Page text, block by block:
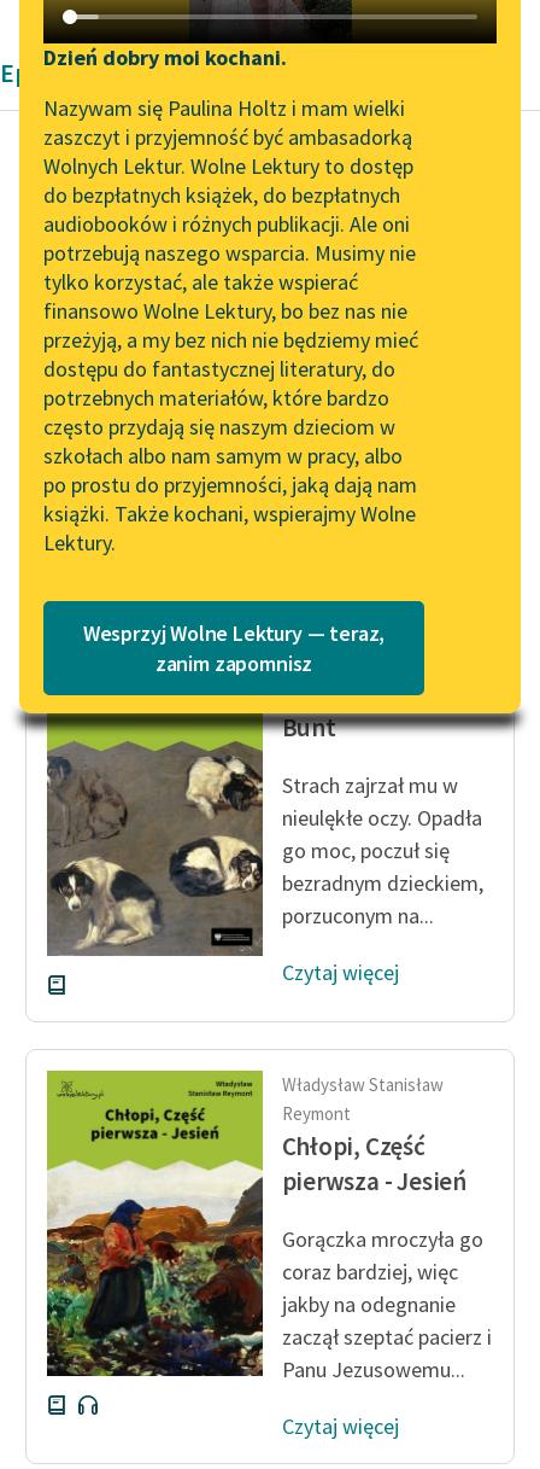
Katalog DAISY
Podkasty o książkach
Zgłoś brak utworu
Aktualności
„Prokurator Alicja Horn”
do słuchania
Byliśmy częścią AI Impact
Lab
Zapraszamy na spotkanie
online z tłumaczkami
literatury skandynawskiej
Spotkanie z Katarzyną
Tunkiel w Oslo
102. lata temu zmarł
Joseph Conrad
Lektury szkolne i klasyka
literatury do słuchania dla
uczennic i uczniów z
niepełnosprawnościami
E-kolekcja lektur
szkolnych i literatury do
słuchania dla uczennic i
uczniów z
niepełnosprawnościami
Feministyczne inspiracje.
Popularyzacja
skandynawskiej literatury
feministycznej
Ręce pełne poezji
Kolekcje edukacyjne
twórców przechodzących
do domeny publicznej,
lektur szkolnych oraz
Starego Testamentu
Odkurzamy bohaterów
Szkoła Poezji Wolnych
Narzędzia
Mapa Wolnych Lektur
Leśmianator
Przewodnik dla piszących i
czytających
API
OAI-PMH
Widget Wolnych Lektur
Przypisy
Katalog w formacie PDF
Dzień dobry moi kochani.
Nazywam się Paulina Holtz i mam wielki
zaszczyt i przyjemność być ambasadorką
Wolnych Lektur. Wolne Lektury to dostęp
do bezpłatnych książek, do bezpłatnych
audiobooków i różnych publikacji. Ale oni
potrzebują naszego wsparcia. Musimy nie
tylko korzystać, ale także wspierać
finansowo Wolne Lektury, bo bez nas nie
przeżyją, a my bez nich nie będziemy mieć
dostępu do fantastycznej literatury, do
potrzebnych materiałów, które bardzo
często przydają się naszym dzieciom w
szkołach albo nam samym w pracy, albo
po prostu do przyjemności, jaką dają nam
książki. Także kochani, wspierajmy Wolne
Lektury.
Wesprzyj Wolne Lektury — teraz,
zanim zapomnisz
Epika Władysław Stanisław Reymont
Władysław Stanisław
Reymont
Bunt
A pies w bolesnej
drzemce dał się
owładnąć
wspomnieniom. W tej
nędzy przynosiły
zapomnienie
jaśnienia...
Władysław Stanisław
Reymont
Bunt
Strach zajrzał mu w
nieulękłe oczy. Opadła
go moc, poczuł się
bezradnym dzieckiem,
porzuconym na...
Czytaj więcej
Władysław Stanisław
Reymont
Chłopi, Część
pierwsza - Jesień
Gorączka mroczyła go
coraz bardziej, więc
jakby na odegnanie
zaczął szeptać pacierz i
Panu Jezusowemu...
Czytaj więcej